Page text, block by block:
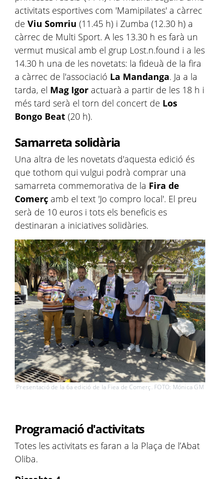
activitats esportives com 'Mamipilates' a càrrec
de Viu Somriu (11.45 h) i Zumba (12.30 h) a
càrrec de Multi Sport. A les 13.30 h es farà un
vermut musical amb el grup Lost.n.found i a les
14.30 h una de les novetats: la fideuà de la fira
a càrrec de l'associació La Mandanga. Ja a la
tarda, el Mag Igor actuarà a partir de les 18 h i
més tard serà el torn del concert de Los
Bongo Beat (20 h).
Samarreta solidària
Una altra de les novetats d'aquesta edició és
que tothom qui vulgui podrà comprar una
samarreta commemorativa de la Fira de
Comerç amb el text 'Jo compro local'. El preu
serà de 10 euros i tots els beneficis es
destinaran a iniciatives solidàries.
Presentació de la 6a edició de la Fiea de Comerç. FOTO: Mónica GM
Programació d'activitats
Totes les activitats es faran a la Plaça de l’Abat
Oliba.